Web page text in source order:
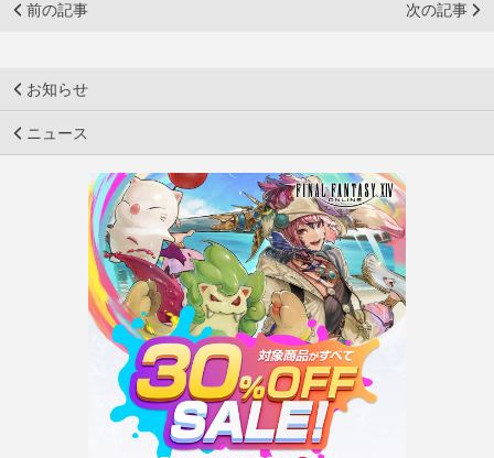
前の記事 次の記事
お知らせ
ニュース